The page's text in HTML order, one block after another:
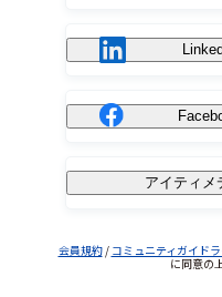
アイティメ
会員規約/ コミュニティガイド
に同意の